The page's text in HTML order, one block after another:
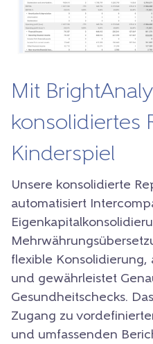
Mit
konsolidiertes
Kinderspiel
Unsere konsolidierte
automatisiert
flexible Konsolidierung,
und gewährleistet
Gesundheitschecks.
Zugang zu
und umfassenden